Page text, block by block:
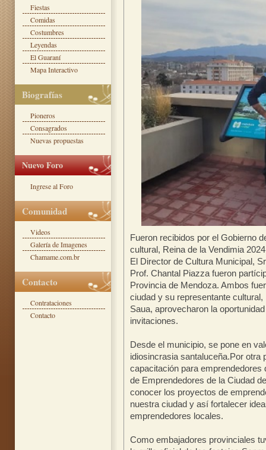
Fueron recibidos por el Gobierno
cultural, Reina de la Vendimia
El Director de Cultura Municipal,
Prof. Chantal Piazza fueron
Provincia de Mendoza. Ambos
ciudad y su representante
Saua, aprovecharon la
invitaciones.
Desde el municipio, se pone en
idiosincrasia santaluceña.Por otra
capacitación para emprendedores
de Emprendedores de la Ciudad
conocer los proyectos de
nuestra ciudad y así fortalecer
emprendedores locales.
Como embajadores provinciales
Fiestas
Comidas
Costumbres
Leyendas
El Guaraní
Mapa Interactivo
Biografías
Pioneros
Consagrados
Nuevas propuestas
Nuevo Foro
Ingrese al Foro
Comunidad
Videos
Galería de Imagenes
Chamame.com.br
Contacto
Contrataciones
Contacto